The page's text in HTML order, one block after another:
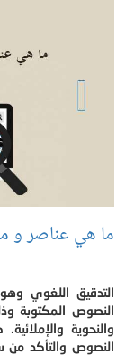
ما هي عناصر و
التدقيق اللغوي
النصوص المكتوبة
والنحوية
النصوص والتأكد من